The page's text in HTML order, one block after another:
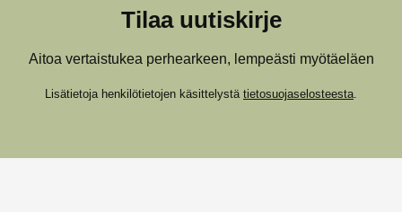
Tilaa uutiskirje
Aitoa vertaistukea perhearkeen, lempeästi myötäeläen
Lisätietoja henkilötietojen käsittelystä tietosuojaselosteesta.